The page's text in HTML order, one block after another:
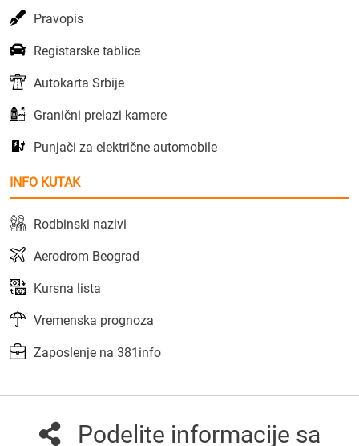
Pravopis
Registarske tablice
Autokarta Srbije
Granični prelazi kamere
Punjači za električne automobile
INFO KUTAK
Rodbinski nazivi
Aerodrom Beograd
Kursna lista
Vremenska prognoza
Zaposlenje na 381info
Podelite informacije sa